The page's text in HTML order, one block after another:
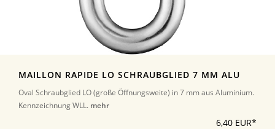
MAILLON RAPIDE LO SCHRAUBGLIED 7 MM ALU
Oval Schraubglied LO (große Öffnungsweite) in 7 mm aus Aluminium.
Kennzeichnung WLL. mehr
6,40 EUR*